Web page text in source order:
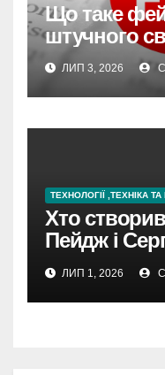
Що таке
штучного
ЛИП 3, 2026
ТЕХНОЛОГІЇ ,ТЕХНІКА
Хто
Пейдж і
чия ідея
ЛИП 1, 2026